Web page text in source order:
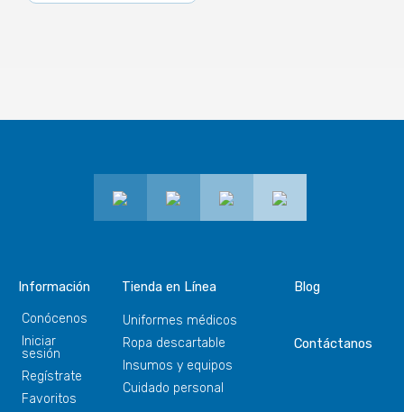
Información
Conócenos
Iniciar
sesión
Regístrate
Favoritos
Tienda en Línea
Uniformes médicos
Ropa descartable
Insumos y equipos
Cuidado personal
Blog
Contáctanos